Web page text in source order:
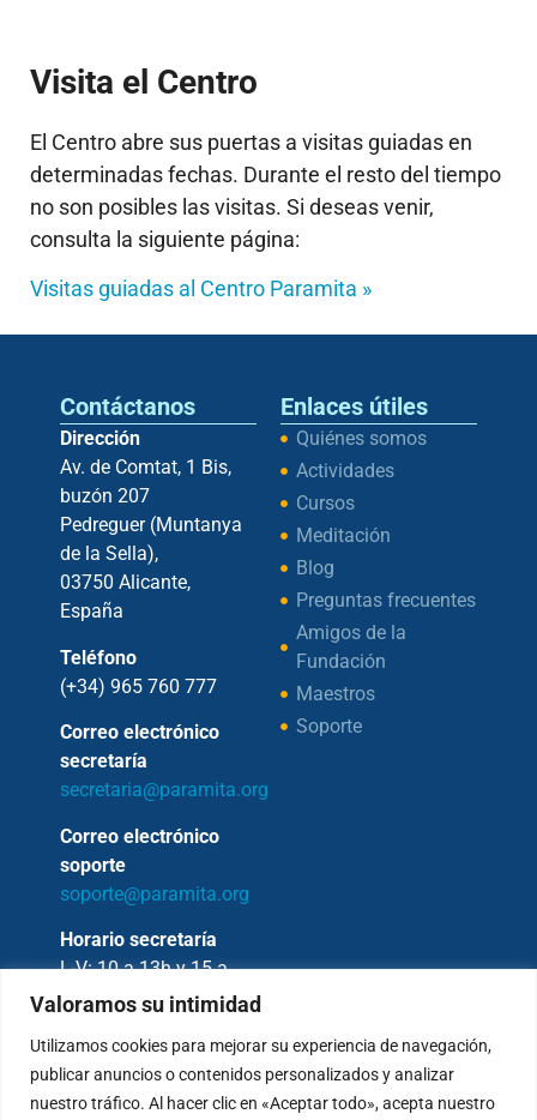
Valoramos su intimidad
Utilizamos cookies para mejorar su experiencia de navegación,
publicar anuncios o contenidos personalizados y analizar
nuestro tráfico. Al hacer clic en «Aceptar todo», acepta nuestro
Visita el Centro
El Centro abre sus puertas a visitas guiadas en
determinadas fechas. Durante el resto del tiempo
no son posibles las visitas. Si deseas venir,
consulta la siguiente página:
Visitas guiadas al Centro Paramita »
Contáctanos
Dirección
Av. de Comtat, 1 Bis,
buzón 207
Pedreguer (Muntanya
de la Sella),
03750 Alicante,
España
Teléfono
(+34) 965 760 777
Correo electrónico
secretaría
secretaria@paramita.org
Correo electrónico
soporte
soporte@paramita.org
Horario secretaría
L-V: 10 a 13h y 15 a
17h
Enlaces útiles
Quiénes somos
Actividades
Cursos
Meditación
Blog
Preguntas frecuentes
Amigos de la
Fundación
Maestros
Soporte